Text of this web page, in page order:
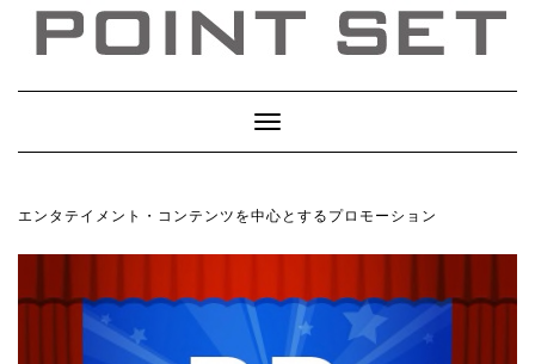
Toggle
Navigation
エンタテイメント・コンテンツを中心とするプロモーション